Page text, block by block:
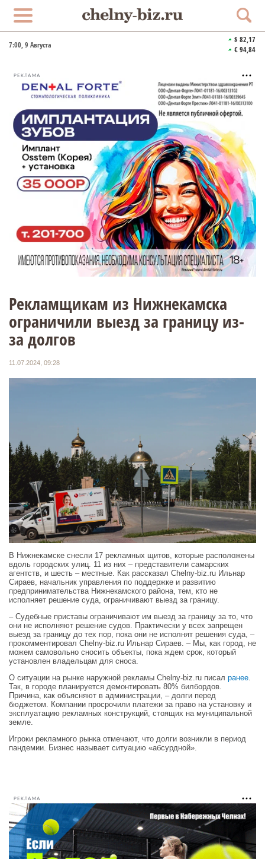
7:00, 9 Августа
$ 82,17
€ 94,84
РЕКЛАМА
Рекламщикам из Нижнекамска
ограничили выезд за границу из-
за долгов
11.07.2024, 09:28
В Нижнекамске снесли 17 рекламных щитов, которые расположены
вдоль городских улиц. 11 из них – представители самарских
агентств, и шесть – местные. Как рассказал Chelny-biz.ru Ильнар
Сираев, начальник управления по поддержке и развитию
предпринимательства Нижнекамского района, тем, кто не
исполняет решение суда, ограничивают выезд за границу.
– Судебные приставы ограничивают им выезд за границу за то, что
они не исполняют решение судов. Практически у всех запрещен
выезд за границу до тех пор, пока они не исполнят решения суда, –
прокомментировал Chelny-biz.ru Ильнар Сираев. – Мы, как город, не
можем самовольно сносить объекты, пока ждем срок, который
установлен владельцам для сноса.
О ситуации на рынке наружной рекламы Chelny-biz.ru писал ранее.
Так, в городе планируется демонтировать 80% билбордов.
Причина, как объясняют в администрации, – долги перед
бюджетом. Компании просрочили платежи за право на установку и
эксплуатацию рекламных конструкций, стоящих на муниципальной
земле.
Игроки рекламного рынка отмечают, что долги возникли в период
пандемии. Бизнес называет ситуацию «абсурдной».
РЕКЛАМА